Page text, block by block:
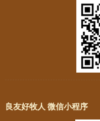
良友好牧人 微信小程序